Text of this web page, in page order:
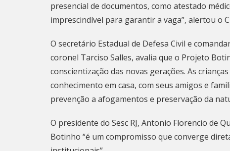
presencial de documentos, como atestado
imprescindível para garantir a vaga”, alertou o
O secretário Estadual de Defesa Civil e
coronel Tarciso Salles, avalia que o Projeto
conscientização das novas gerações. As
conhecimento em casa, com seus amigos e
prevenção a afogamentos e preservação da
O presidente do Sesc RJ, Antonio Florencio de
Botinho “é um compromisso que converge